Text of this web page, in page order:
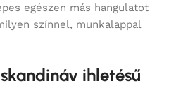
egészen más hangulatot
színnel, munkalappal
ihletésű